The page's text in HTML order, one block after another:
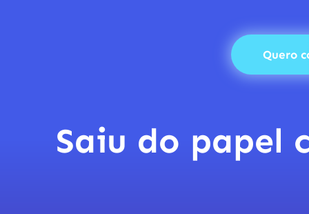
Quero
Saiu do papel